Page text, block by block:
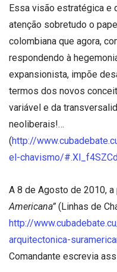
Essa visão estratégica e
atenção sobretudo o
colombiana que agora,
respondendo à
expansionista, impõe
termos dos novos
variável e da
neoliberais!…
(http://
el-chavismo/
A 8 de Agosto de 2010,
Americana” (Linhas de
http://
arquitectonica-
Comandante escrevia